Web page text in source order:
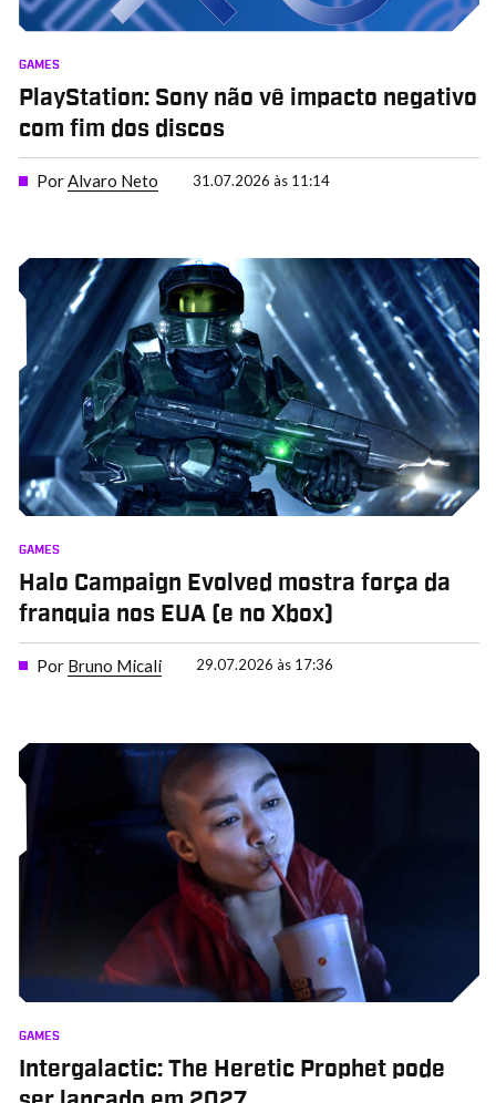
GAMES
PlayStation: Sony não vê impacto negativo
com fim dos discos
PorAlvaro Neto 31.07.2026 às 11:14
GAMES
Halo Campaign Evolved mostra força da
franquia nos EUA (e no Xbox)
Por Bruno Micali 29.07.2026 às 17:36
GAMES
Intergalactic: The Heretic Prophet pode